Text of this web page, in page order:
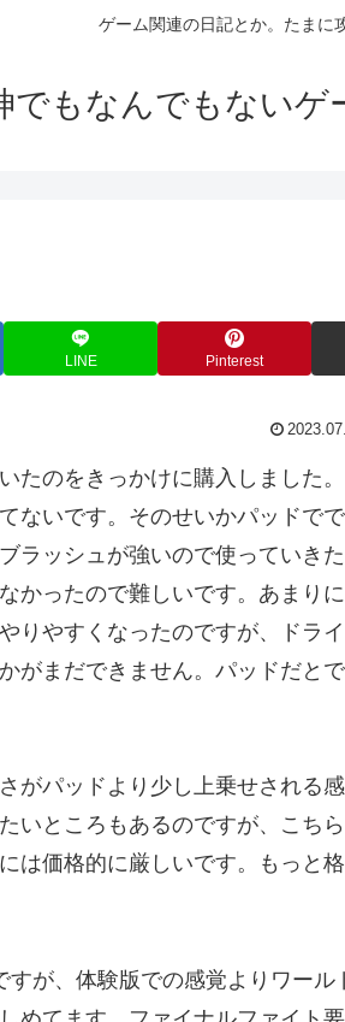
ゲーム関連の日記とか。たまに
でもなんでもないゲ
LINE Pinterest
たのをきっかけに購入しました
ないです。そのせいかパッドで
ッシュが強いので使っていきた
かったので難しいです。あまり
りやすくなったのですが、ドラ
がまだできません。パッドだと
がパッドより少し上乗せされる
いところもあるのですが、こち
は価格的に厳しいです。もっと
が、体験版での感覚よりワール